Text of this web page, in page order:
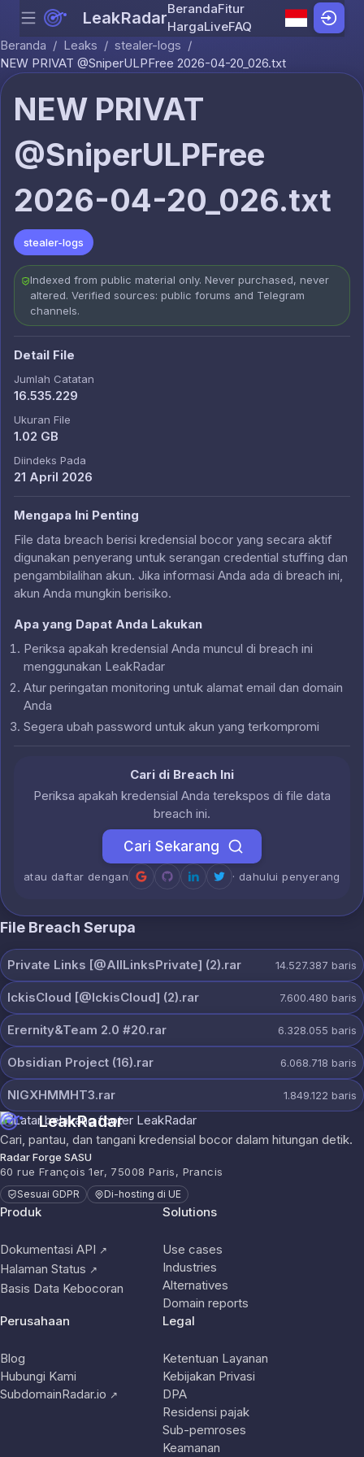
Skip to content
Menu LeakRadarBerandaFitur
HargaLiveFAQ
Beranda / Leaks / stealer-logs /
NEW PRIVAT @SniperULPFree 2026-04-20_026.txt
NEW PRIVAT
@SniperULPFree
2026-04-20_026.txt
stealer-logs
Indexed from public material only. Never purchased, never
altered. Verified sources: public forums and Telegram
channels.
Detail File
Jumlah Catatan
16.535.229
Ukuran File
1.02 GB
Diindeks Pada
21 April 2026
Mengapa Ini Penting
File data breach berisi kredensial bocor yang secara aktif
digunakan penyerang untuk serangan credential stuffing dan
pengambilalihan akun. Jika informasi Anda ada di breach ini,
akun Anda mungkin berisiko.
Apa yang Dapat Anda Lakukan
Periksa apakah kredensial Anda muncul di breach ini
menggunakan LeakRadar
Atur peringatan monitoring untuk alamat email dan domain
Anda
Segera ubah password untuk akun yang terkompromi
Cari di Breach Ini
Periksa apakah kredensial Anda terekspos di file data
breach ini.
Cari Sekarang
atau daftar dengan · dahului penyerang
File Breach Serupa
Private Links [@AllLinksPrivate] (2).rar 14.527.387 baris
IckisCloud [@IckisCloud] (2).rar 7.600.480 baris
Erernity&Team 2.0 #20.rar 6.328.055 baris
Obsidian Project (16).rar 6.068.718 baris
NIGXHMMHT3.rar 1.849.122 baris
LeakRadar
Cari, pantau, dan tangani kredensial bocor dalam hitungan detik.
Radar Forge SASU
60 rue François 1er, 75008 Paris, Prancis
Sesuai GDPR Di-hosting di UE
Produk
Dokumentasi API ↗
Halaman Status ↗
Basis Data Kebocoran
Solutions
Use cases
Industries
Alternatives
Domain reports
Perusahaan
Blog
Hubungi Kami
SubdomainRadar.io ↗
Legal
Ketentuan Layanan
Kebijakan Privasi
DPA
Residensi pajak
Sub-pemroses
Keamanan